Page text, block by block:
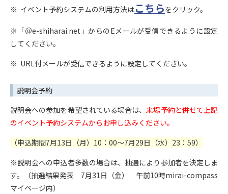
※ イベント予約システムの利用方法はこちらをクリック。
※「＠e-shiharai.net」からのEメールが受信できるように設定
してください。
※ URL付メールが受信できるように設定してください。
説明会予約
説明会への参加を希望されている場合は、来場予約と併せて上記
のイベント予約システムからお申し込みください。
（申込期間7月13日（月）10：00～7月29日（水）23：59）
※説明会への申込者多数の場合は、抽選により参加者を決定しま
す。（抽選結果発表 7月31日（金） 午前10時mirai-compass
マイページ内）